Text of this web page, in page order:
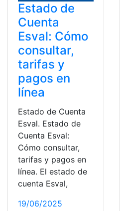
Estado de
Cuenta
Esval: Cómo
consultar,
tarifas y
pagos en
línea
Estado de Cuenta
Esval. Estado de
Cuenta Esval:
Cómo consultar,
tarifas y pagos en
línea. El estado de
cuenta Esval,
19/06/2025